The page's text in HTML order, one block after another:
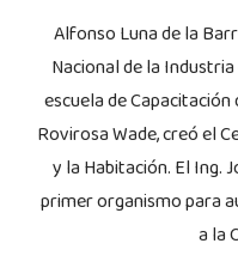
Alfonso Luna de la
Nacional de la
escuela de
Rovirosa Wade, creó el
y la Habitación. El Ing.
primer organismo para
a la